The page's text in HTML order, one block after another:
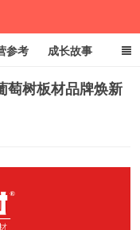
参考 成长故事
萄树板材品牌焕新